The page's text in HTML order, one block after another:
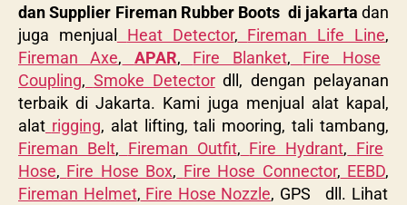
dan Supplier Fireman Rubber Boots di jakarta dan
juga menjual
Heat Detector, Fireman Life Line,
Fireman Axe, APAR, Fire Blanket,
Fire Hose
Coupling, Smoke Detectordll, dengan pelayanan
terbaik di Jakarta. Kami juga menjual alat kapal,
alat rigging, alat lifting, tali mooring, tali tambang,
Fireman Belt, Fireman Outfit, Fire Hydrant, Fire
Hose, Fire Hose Box, Fire Hose Connector, EEBD,
Fireman Helmet, Fire Hose Nozzle, GPS dll. Lihat